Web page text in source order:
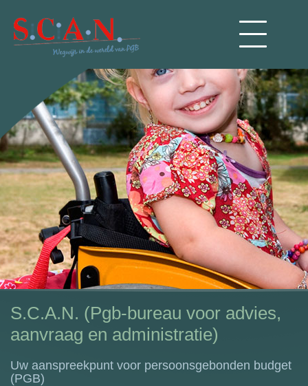
Home
Diensten
PGB aanvragen
PGB administratie
Over S.C.A.N.
Werkwijze
Partners
Zorg
Contact
Klachten
Tarieven
S.C.A.N. (Pgb-bureau voor advies,
aanvraag en administratie)
Uw aanspreekpunt voor persoonsgebonden budget
(PGB)